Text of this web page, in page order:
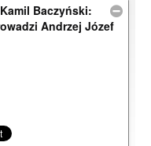
Baczyński:
Andrzej Józef